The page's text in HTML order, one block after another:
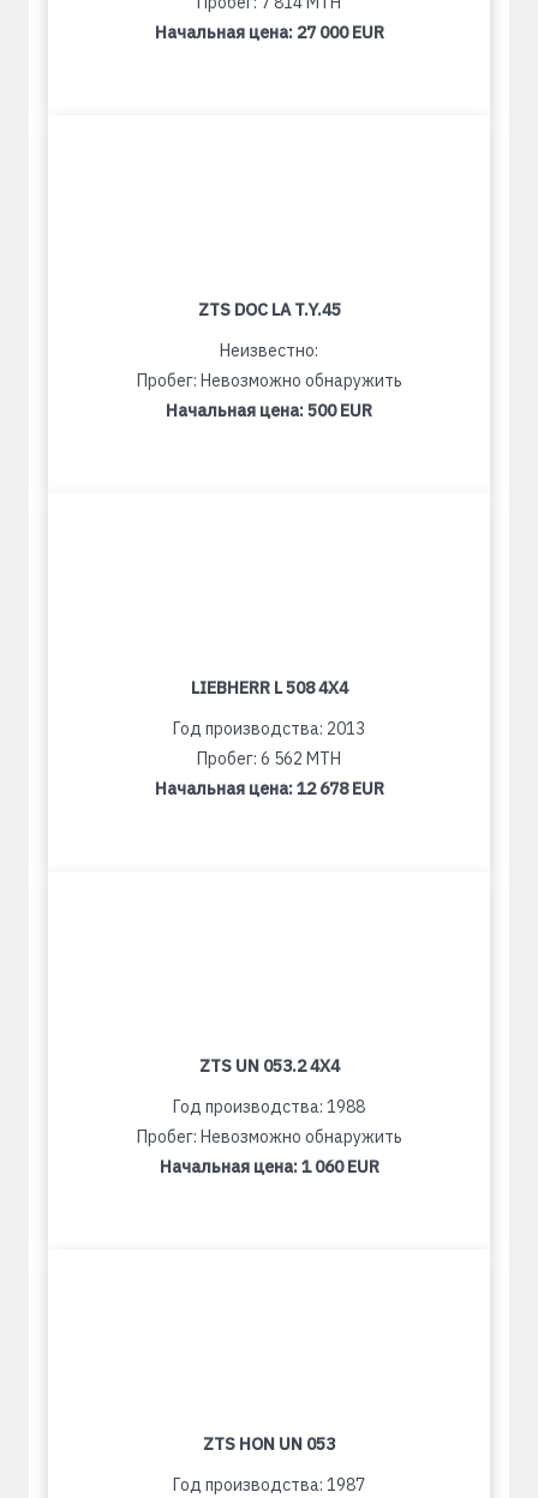
Начальная цена: 27 000 EUR
ZTS DOC LA T.Y.45
Неизвестно:
Пробег: Невозможно обнаружить
Начальная цена:500 EUR
LIEBHERR L 508 4X4
Год производства: 2013
Пробег: 6 562 MTH
Начальная цена:12 678 EUR
ZTS UN 053.2 4X4
Год производства: 1988
Пробег: Невозможно обнаружить
Начальная цена:1 060 EUR
ZTS HON UN 053
Год производства: 1987